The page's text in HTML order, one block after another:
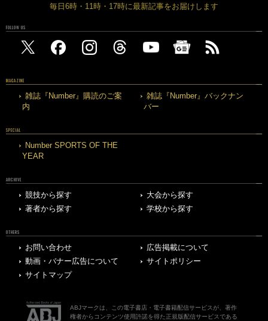
毎日6時・11時・17時に最新記事をお届けします
FOLLOW US
MAGAZINE
雑誌『Number』購読のご案
内
雑誌『Number』バックナン
バー
SPECIAL
Number SPORTS OF THE
YEAR
ARCHIVE
競技から探す
大会から探す
著者から探す
学校から探す
OTHERS
お問い合わせ
広告掲載について
動画・バナー広告について
サイトポリシー
サイトマップ
ABJマークは、この電子書店・電子書籍配信サービスが、著作
権者からコンテンツ使用許諾を得た正規版配信サービスである